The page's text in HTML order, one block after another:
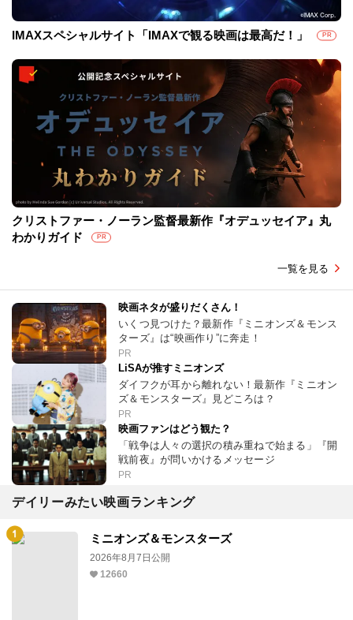
IMAXスペシャルサイト「IMAXで観る映画は最高だ！」 PR
クリストファー・ノーラン監督最新作『オデュッセイア』丸
わかりガイド
PR
一覧を見る
映画ネタが盛りだくさん！
いくつ見つけた？最新作『ミニオンズ＆モンス
ターズ』は“映画作り”に奔走！
PR
LiSAが推すミニオンズ
ダイフクが耳から離れない！最新作『ミニオン
ズ＆モンスターズ』見どころは？
PR
映画ファンはどう観た？
「戦争は人々の選択の積み重ねで始まる」『開
戦前夜』が問いかけるメッセージ
PR
デイリーみたい映画ランキング
ミニオンズ＆モンスターズ
2026年8月7日公開
12660